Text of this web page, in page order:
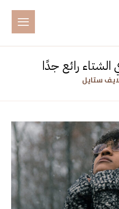
رائع جدًا
ستايل